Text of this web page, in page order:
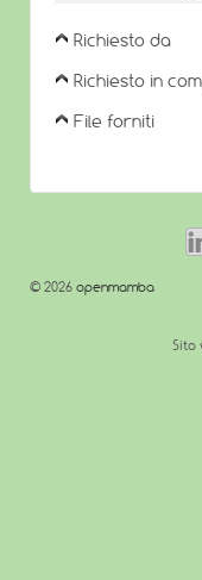
Richiesto da
Richiesto in
File forniti
© 2026 openmamba
Sito